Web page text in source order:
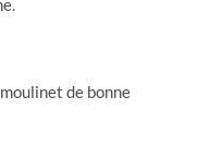
de bonne